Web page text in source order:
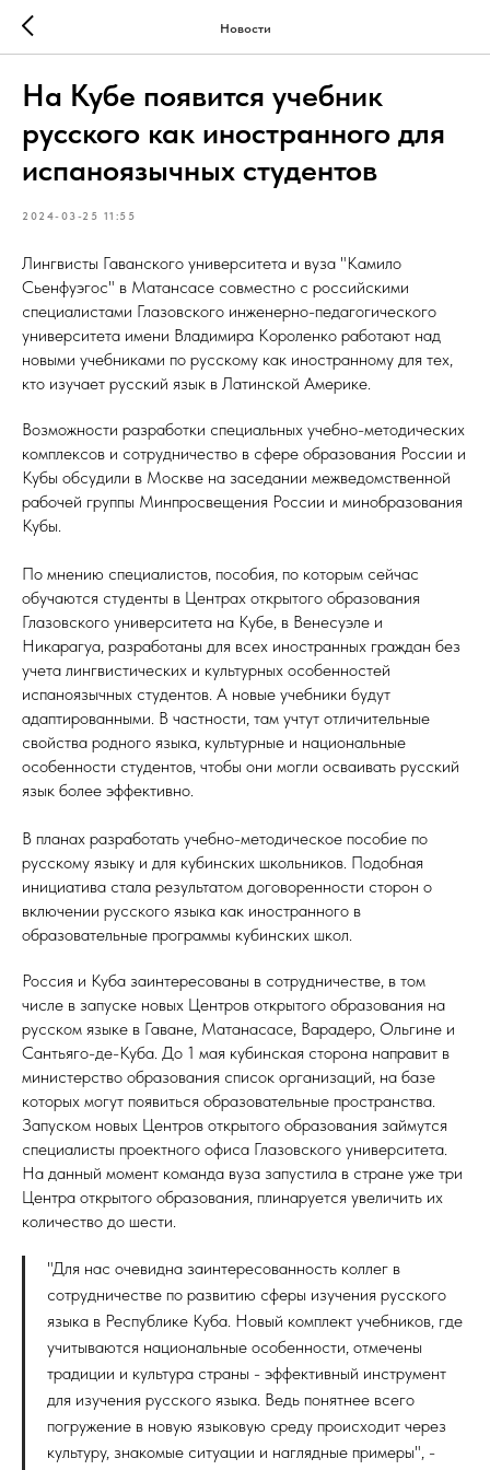
Новости
На Кубе появится учебник
русского как иностранного для
испаноязычных студентов
2024-03-25 11:55
Лингвисты Гаванского университета и вуза "Камило
Сьенфуэгос" в Матансасе совместно с российскими
специалистами Глазовского инженерно-педагогического
университета имени Владимира Короленко работают над
новыми учебниками по русскому как иностранному для тех,
кто изучает русский язык в Латинской Америке.
Возможности разработки специальных учебно-методических
комплексов и сотрудничество в сфере образования России и
Кубы обсудили в Москве на заседании межведомственной
рабочей группы Минпросвещения России и минобразования
Кубы.
По мнению специалистов, пособия, по которым сейчас
обучаются студенты в Центрах открытого образования
Глазовского университета на Кубе, в Венесуэле и
Никарагуа, разработаны для всех иностранных граждан без
учета лингвистических и культурных особенностей
испаноязычных студентов. А новые учебники будут
адаптированными. В частности, там учтут отличительные
свойства родного языка, культурные и национальные
особенности студентов, чтобы они могли осваивать русский
язык более эффективно.
В планах разработать учебно-методическое пособие по
русскому языку и для кубинских школьников. Подобная
инициатива стала результатом договоренности сторон о
включении русского языка как иностранного в
образовательные программы кубинских школ.
Россия и Куба заинтересованы в сотрудничестве, в том
числе в запуске новых Центров открытого образования на
русском языке в Гаване, Матанасасе, Варадеро, Ольгине и
Сантьяго-де-Куба. До 1 мая кубинская сторона направит в
министерство образования список организаций, на базе
которых могут появиться образовательные пространства.
Запуском новых Центров открытого образования займутся
специалисты проектного офиса Глазовского университета.
На данный момент команда вуза запустила в стране уже три
Центра открытого образования, плинаруется увеличить их
количество до шести.
"Для нас очевидна заинтересованность коллег в
сотрудничестве по развитию сферы изучения русского
языка в Республике Куба. Новый комплект учебников, где
учитываются национальные особенности, отмечены
традиции и культура страны - эффективный инструмент
для изучения русского языка. Ведь понятнее всего
погружение в новую языковую среду происходит через
культуру, знакомые ситуации и наглядные примеры", -